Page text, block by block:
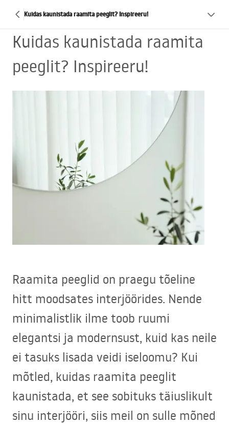
Kuidas kaunistada raamita peeglit? Inspireeru!
Kuidas kaunistada raamita
peeglit? Inspireeru!
Raamita peeglid on praegu tõeline
hitt moodsates interjöörides. Nende
minimalistlik ilme toob ruumi
elegantsi ja modernsust, kuid kas neile
ei tasuks lisada veidi iseloomu? Kui
mõtled, kuidas raamita peeglit
kaunistada, et see sobituks täiuslikult
sinu interjööri, siis meil on sulle mõned